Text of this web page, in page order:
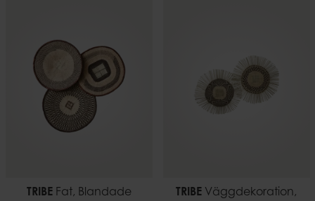
TRIBEFat, Blandade
TRIBE Väggdekoration,